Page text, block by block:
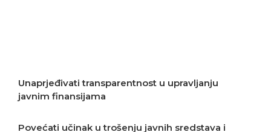
Unaprjeđivati transparentnost u upravljanju
javnim finansijama
Povećati učinak u trošenju javnih sredstava i